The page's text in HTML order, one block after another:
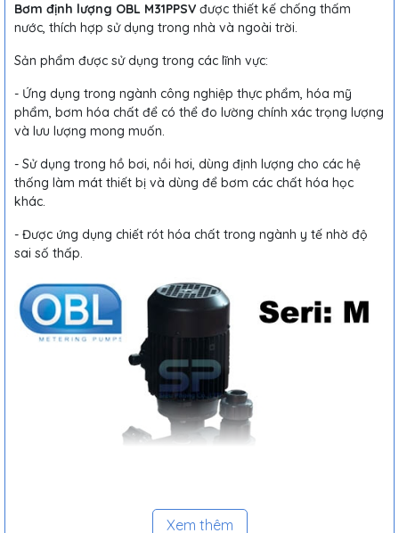
Bơm định lượng OBL M31PPSV được thiết kế chống thấm
nước, thích hợp sử dụng trong nhà và ngoài trời.
Sản phẩm được sử dụng trong các lĩnh vực:
- Ứng dụng trong ngành công nghiệp thực phẩm, hóa mỹ
phẩm, bơm hóa chất để có thể đo lường chính xác trọng lượng
và lưu lượng mong muốn.
- Sử dụng trong hồ bơi, nồi hơi, dùng định lượng cho các hệ
thống làm mát thiết bị và dùng để bơm các chất hóa học
khác.
- Được ứng dụng chiết rót hóa chất trong ngành y tế nhờ độ
sai số thấp.
Xem thêm